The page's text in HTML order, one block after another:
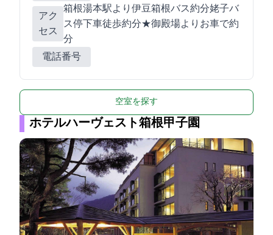
アク
セス
箱根湯本駅より伊豆箱根バス約35分姥子バ
ス停下車徒歩約5分★御殿場ICよりお車で約25
分
電話番号
空室を探す
ホテルハーヴェスト箱根甲子園